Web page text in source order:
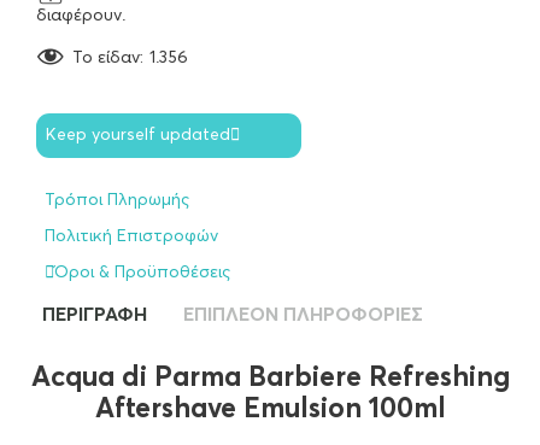
διαφέρουν.
To είδαν: 1.356
Keep yourself updated
Τρόποι Πληρωμής
Πολιτική Επιστροφών
Όροι & Προϋποθέσεις
ΠΕΡΙΓΡΑΦΉ ΕΠΙΠΛΈΟΝ ΠΛΗΡΟΦΟΡΊΕΣ
Acqua di Parma Barbiere Refreshing
Aftershave Emulsion 100ml